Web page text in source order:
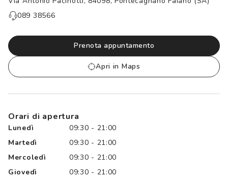
Controllo visivo
Carta fedeltà
089 38566
Prenota appuntamento
Apri in Maps
Orari di apertura
Lunedì
09:30 - 21:00
Martedì
09:30 - 21:00
Mercoledì
09:30 - 21:00
Giovedì
09:30 - 21:00